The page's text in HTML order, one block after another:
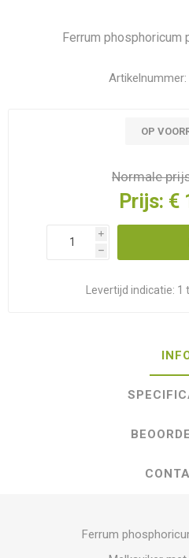
Ferrum phosphoricum
Artikelnummer:
OP
Normale
Prijs: €
i
h
Levertijd indicatie: 1
Ferrum